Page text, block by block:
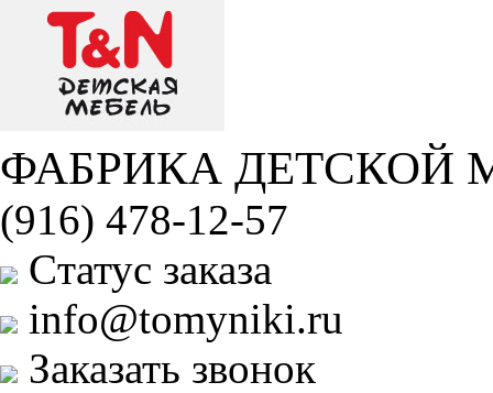
ФАБРИКА ДЕТСКОЙ
(916) 478-12-57
Cтатус заказа
info@tomyniki.ru
Заказать звонок